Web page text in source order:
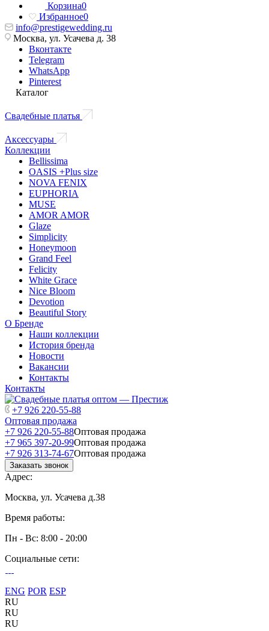
Корзина0
Избранное0
info@prestigewedding.ru
Москва, ул. Усачева д. 38
Вконтакте
Telegram
WhatsApp
Pinterest
Каталог
Свадебные платья
Аксессуары
Коллекции
Bellissima
OASIS +Plus size
NOVA FENIX
EUPHORIA
MUSE
AMOR AMOR
Glaze
Simplicity
Honeymoon
Grand Feel
Felicity
White Grace
Nice Bloom
Devotion
Beautiful Story
О Бренде
Наши коллекции
История бренда
Новости
Вакансии
Контакты
Контакты
+7 926 220-55-88
Оптовая продажа
+7 926 220-55-88Оптовая продажа
+7 965 397-20-99Оптовая продажа
+7 926 313-74-67Оптовая продажа
Заказать звонок
Адрес:
Москва, ул. Усачева д.38
Время работы:
Пн - Вс: 8:00 - 20:00
Социальные сети:
ENG POR ESP
RU
RU
RU